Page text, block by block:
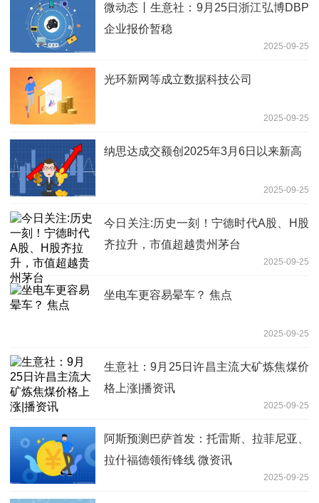
微动态丨生意社：9月25日浙江弘博DBP
企业报价暂稳
2025-09-25
光环新网等成立数据科技公司
2025-09-25
纳思达成交额创2025年3月6日以来新高
2025-09-25
今日关注:历史一刻！宁德时代A股、H股
齐拉升，市值超越贵州茅台
2025-09-25
坐电车更容易晕车？ 焦点
2025-09-25
生意社：9月25日许昌主流大矿炼焦煤价
格上涨|播资讯
2025-09-25
阿斯预测巴萨首发：托雷斯、拉菲尼亚、
拉什福德领衔锋线 微资讯
2025-09-25